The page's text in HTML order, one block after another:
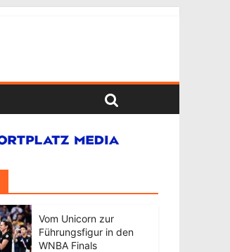
Vom Unicorn zur
Führungsfigur in den
WNBA Finals